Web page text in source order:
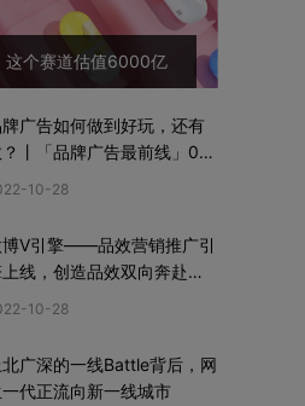
这个赛道估值6000亿
广告如何做到好玩，还有
丨「品牌广告最前线」02
10-28
博V引擎——品效营销推广引
线，创造品效双向奔赴新
10-28
北广深的一线Battle背后，网
代正流向新一线城市